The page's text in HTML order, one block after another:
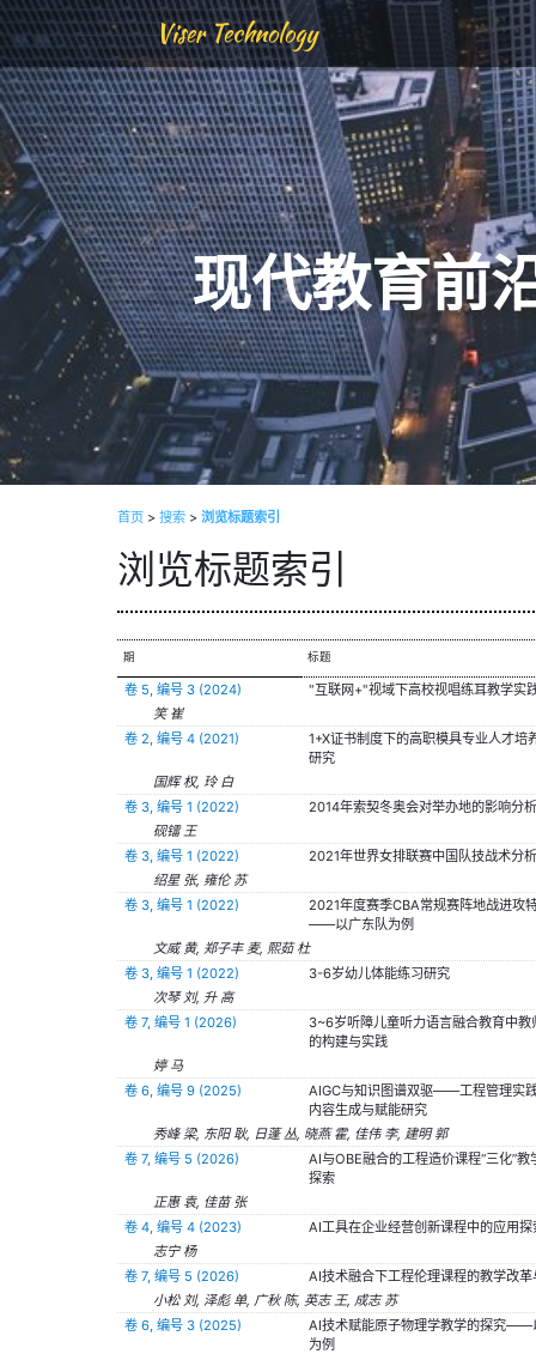
Viser Technology
现代教育前
首页 > 搜索 > 浏览标题索引
浏览标题索引
期 标题
卷 5, 编号 3 (2024)
"互联网+"视域下高校视唱练耳教学实
笑 崔
卷 2, 编号 4 (2021)
1+X证书制度下的高职模具专业人才培
研究
国辉 权, 玲 白
卷 3, 编号 1 (2022)
2014年索契冬奥会对举办地的影响分析
砚镭 王
卷 3, 编号 1 (2022)
2021年世界女排联赛中国队技战术分析
绍星 张, 雍伦 苏
卷 3, 编号 1 (2022)
2021年度赛季CBA常规赛阵地战进攻
——以广东队为例
文威 黄, 郑子丰 麦, 熙茹 杜
卷 3, 编号 1 (2022)
3-6岁幼儿体能练习研究
次琴 刘, 升 高
卷 7, 编号 1 (2026)
3~6岁听障儿童听力语言融合教育中教
的构建与实践
婷 马
卷 6, 编号 9 (2025)
AIGC与知识图谱双驱——工程管理实
内容生成与赋能研究
秀峰 梁, 东阳 耿, 日蓬 丛, 晓燕 霍, 佳伟 李, 建明 郭
卷 7, 编号 5 (2026)
AI与OBE融合的工程造价课程“三化”教
探索
正惠 袁, 佳苗 张
卷 4, 编号 4 (2023)
AI工具在企业经营创新课程中的应用探
志宁 杨
卷 7, 编号 5 (2026)
AI技术融合下工程伦理课程的教学改革
小松 刘, 泽彪 单, 广秋 陈, 英志 王, 成志 苏
卷 6, 编号 3 (2025)
AI技术赋能原子物理学教学的探究——
为例